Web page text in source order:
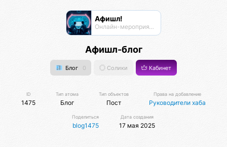
Афишл!
Онлайн-мероприятия Афиста Лаб
Афишл-блог
Блог 0 Солики Кабинет
ID
1475
Тип атома
Блог
Тип объектов
Пост
Права на добавление
Руководители хаба
Поделиться
blog1475
Дата создания
17 мая 2025